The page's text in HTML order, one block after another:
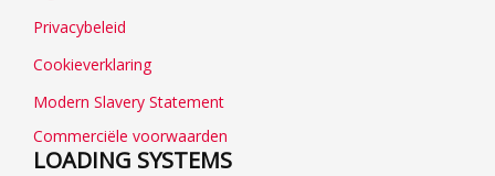
Privacybeleid
Cookieverklaring
Modern Slavery Statement
Commerciële voorwaarden
LOADING SYSTEMS